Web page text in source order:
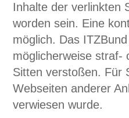
Inhalte der verlinkten
worden sein. Eine
möglich. Das
möglicherweise straf-
Sitten verstoßen. Für
Webseiten anderer
verwiesen wurde.